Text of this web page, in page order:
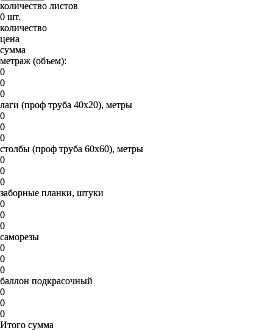
количество листов
0 шт.
количество
цена
сумма
метраж (объем):
0
0
0
лаги (проф труба 40х20), метры
0
0
0
столбы (проф труба 60х60), метры
0
0
0
заборные планки, штуки
0
0
0
саморезы
0
0
0
баллон подкрасочный
0
0
0
Итого сумма